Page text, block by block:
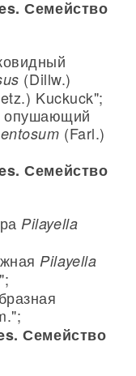
Семейство
(Dillw.)
Kuckuck";
опушающий
(Farl.)
Семейство
Pilayella
Pilayella
Семейство